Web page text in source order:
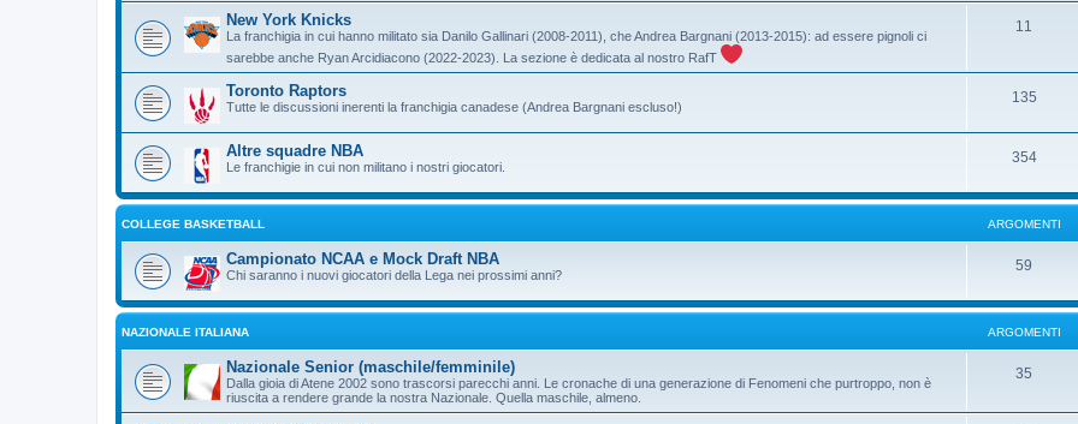
New York Knicks
La franchigia in cui hanno militato sia Danilo Gallinari (2008-2011), che Andrea Bargnani (2013-2015): ad essere pignoli ci
sarebbe anche Ryan Arcidiacono (2022-2023). La sezione è dedicata al nostro RafT
11
Toronto Raptors
Tutte le discussioni inerenti la franchigia canadese (Andrea Bargnani escluso!)
135
Altre squadre NBA
Le franchigie in cui non militano i nostri giocatori.
354
COLLEGE BASKETBALL ARGOMENTI
Campionato NCAA e Mock Draft NBA
Chi saranno i nuovi giocatori della Lega nei prossimi anni?
59
NAZIONALE ITALIANA ARGOMENTI
Nazionale Senior (maschile/femminile)
Dalla gioia di Atene 2002 sono trascorsi parecchi anni. Le cronache di una generazione di Fenomeni che purtroppo, non è
riuscita a rendere grande la nostra Nazionale. Quella maschile, almeno.
35